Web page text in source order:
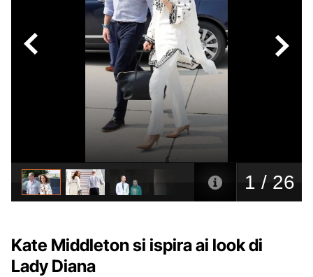
Kate Middleton si ispira ai look di
Lady Diana